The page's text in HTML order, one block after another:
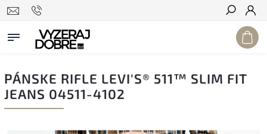
Hľadať
PÁNSKE RIFLE LEVI'S® 511™ SLIM FIT
JEANS 04511-4102